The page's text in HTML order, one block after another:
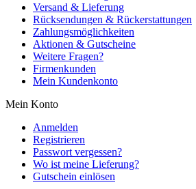
Versand & Lieferung
Rücksendungen & Rückerstattungen
Zahlungsmöglichkeiten
Aktionen & Gutscheine
Weitere Fragen?
Firmenkunden
Mein Kundenkonto
Mein Konto
Anmelden
Registrieren
Passwort vergessen?
Wo ist meine Lieferung?
Gutschein einlösen